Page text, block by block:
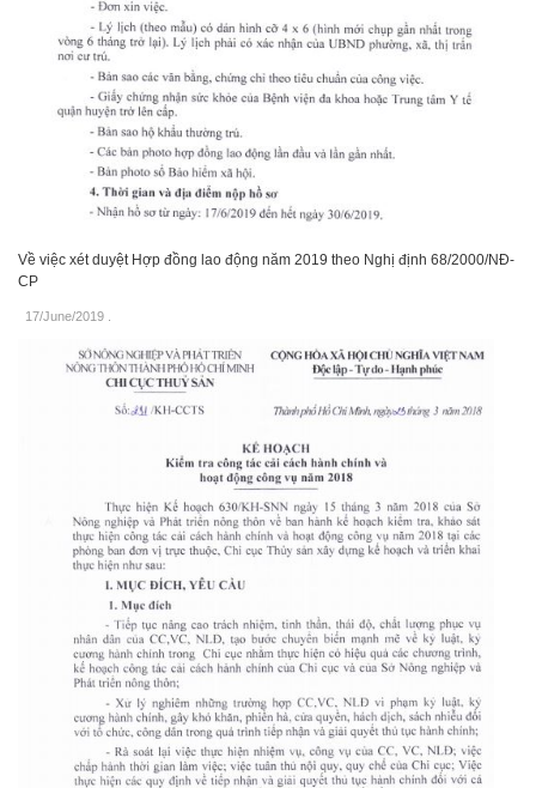
Về việc xét duyệt Hợp đồng lao động năm 2019 theo Nghị định 68/2000/NĐ-
CP
17/June/2019 .